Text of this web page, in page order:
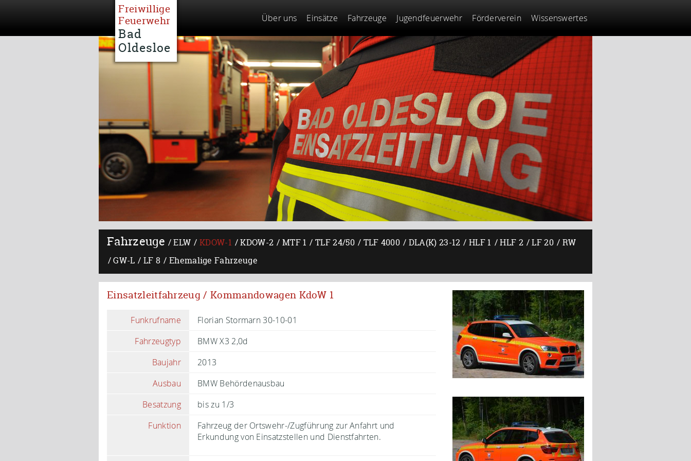
Freiwillige
Feuerwehr
Bad
Oldesloe
Über uns Einsätze Fahrzeuge Jugendfeuerwehr Förderverein Wissenswertes
Fahrzeuge ELW KDOW-1 KDOW-2 MTF 1 TLF 24/50 TLF 4000 DLA(K) 23-12 HLF 1 HLF 2 LF 20
RW
GW-L
LF 8 Ehemalige Fahrzeuge
Einsatzleitfahrzeug / Kommandowagen KdoW 1
Funkrufname
Florian Stormarn 30-10-01
Fahrzeugtyp
BMW X3 2,0d
Baujahr
2013
Ausbau
BMW Behördenausbau
Besatzung
bis zu 1/3
Funktion
Fahrzeug der Ortswehr-/Zugführung zur Anfahrt und
Erkundung von Einsatzstellen und Dienstfahrten.